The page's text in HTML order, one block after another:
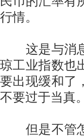
行情。
这是与消息
琼工业指数也
要出现缓和了
不要过于当真。
但是不管怎